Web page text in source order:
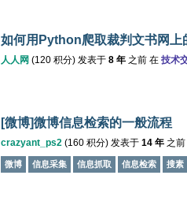
如何用Python爬取裁判文书网上
人人网 (120 积分) 发表于 8 年 之前 在 技术
[微博]微博信息检索的一般流程
crazyant_ps2 (160 积分) 发表于 14 年 之前
微博 信息采集 信息抓取 信息检索 搜素